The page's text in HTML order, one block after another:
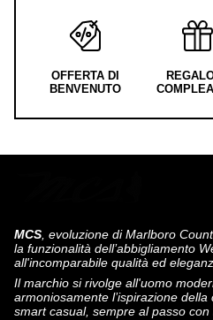
OFFERTA DI
BENVENUTO
MCS , evoluzione di Marlboro
la funzionalità dell’abbigliamento
all'incomparabile qualità ed
Il marchio si rivolge all'uomo
armoniosamente l’ispirazione
smart casual, sempre al passo con